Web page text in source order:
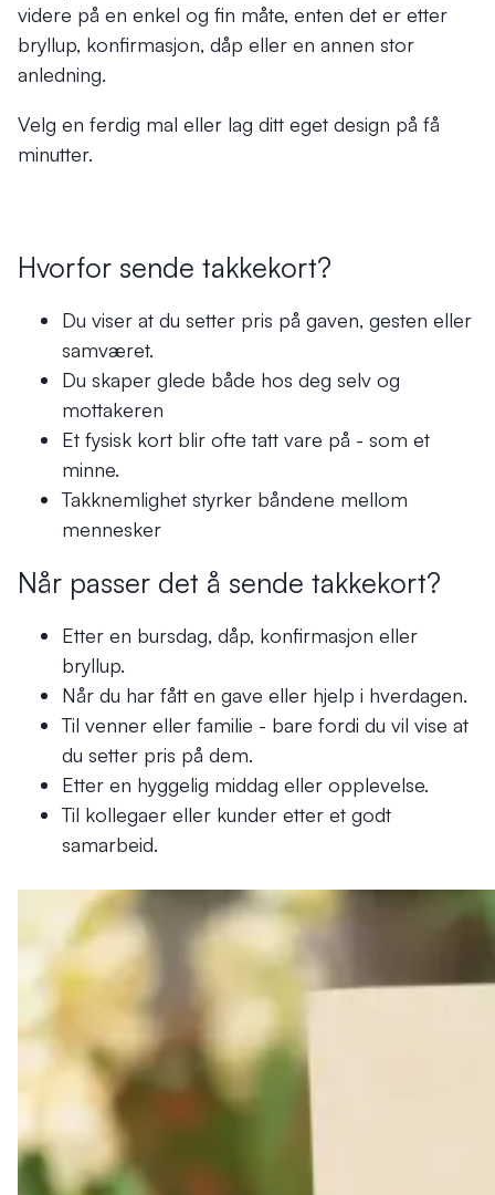
videre på en enkel og fin måte, enten det er etter
bryllup, konfirmasjon, dåp eller en annen stor
anledning.
Velg en ferdig mal eller lag ditt eget design på få
minutter.
Hvorfor sende takkekort?
Du viser at du setter pris på gaven, gesten eller
samværet.
Du skaper glede både hos deg selv og
mottakeren
Et fysisk kort blir ofte tatt vare på - som et
minne.
Takknemlighet styrker båndene mellom
mennesker
Når passer det å sende takkekort?
Etter en bursdag, dåp, konfirmasjon eller
bryllup.
Når du har fått en gave eller hjelp i hverdagen.
Til venner eller familie - bare fordi du vil vise at
du setter pris på dem.
Etter en hyggelig middag eller opplevelse.
Til kollegaer eller kunder etter et godt
samarbeid.